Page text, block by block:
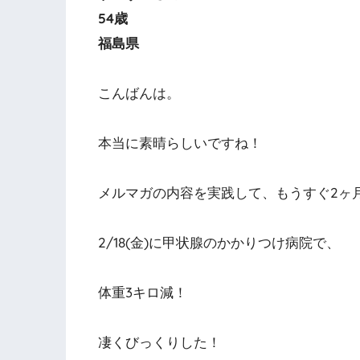
54歳
福島県
こんばんは。
本当に素晴らしいですね！
メルマガの内容を実践して、もうすぐ2ヶ
2/18(金)に甲状腺のかかりつけ病院で、
体重3キロ減！
凄くびっくりした！